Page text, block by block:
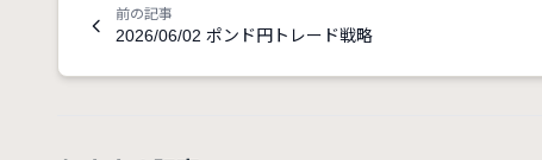
前の記事
2026/06/02 ポンド円トレード戦略